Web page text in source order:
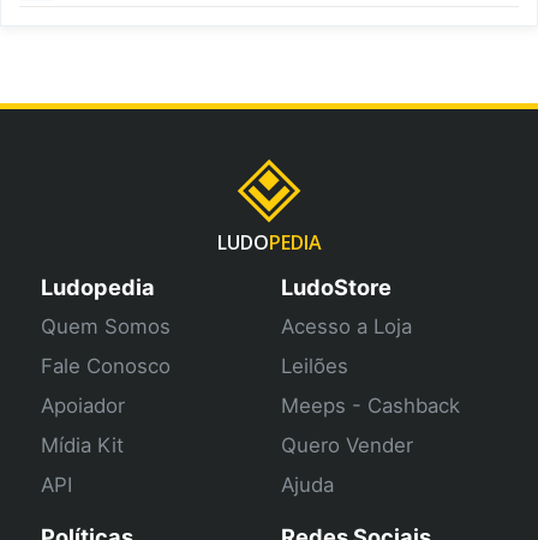
LUDOPEDIA
Ludopedia
Quem Somos
Fale Conosco
Apoiador
Mídia Kit
API
LudoStore
Acesso a Loja
Leilões
Meeps - Cashback
Quero Vender
Ajuda